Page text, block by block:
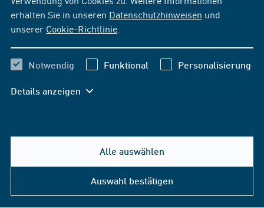
erhalten Sie in unseren Datenschutzhinweisen und
unserer Cookie-Richtlinie
Notwendig Funktional Personalisierung
Details anzeigen
Alle auswählen
Auswahl bestätigen